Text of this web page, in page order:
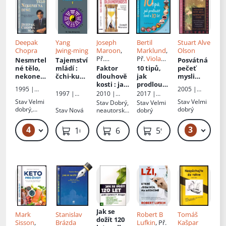
Deepak
Chopra
Nesmrtel
né tělo,
nekonečn
kvantová
alternativ
a
kosti
1995 |
StavVelmi
dobrý,
oděrky na
obálce,
vlepený
4 89 Kč – 119 Kč
Yang
Jwing-ming
Tajemství
mládí:
čchi-kung
svaly,
šlachy a
očišťující
mozek - 1
1997 |
Hrabal,
Stav Nová
169 Kč
Joseph
Maroon,
Př.
Kateřina
Orlová
Faktor
dlouhově
kosti : jak
resveratr
ol a
červené
aktivují
geny
delšího a
2010 |
NOXI
Stav Dobrý,
neautorská
69 Kč
Bertil
Marklund,
Př.Viola
Somogyi
10 tipů,
jak
prodlouži
t život o
10 let
2017 |
Euromedia
Group
StavVelmi
dobrý
59 Kč
Stuart Alve
Olson
Posvátná
pečeť
mysli
ho císaře
taoistický
průvodce
ke zdraví,
dlouhově
kosti a
2005 |
StavVelmi
dobrý
3 229 Kč
Mark
Sisson,
Stanislav
Brázda
Jak se
dožít 120
Robert B
Lufkin, Př.
Tomáš
Kašpar